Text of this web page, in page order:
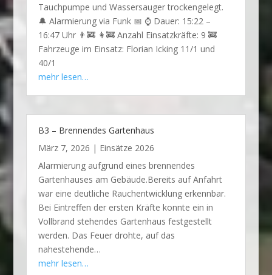
Tauchpumpe und Wassersauger trockengelegt.
🔔 Alarmierung via Funk 📅 ⌚ Dauer: 15:22 –
16:47 Uhr 👨‍🚒 👩‍🚒 Anzahl Einsatzkräfte: 9 🚒
Fahrzeuge im Einsatz: Florian Icking 11/1 und
40/1
mehr lesen…
B3 – Brennendes Gartenhaus
März 7, 2026 | Einsätze 2026
Alarmierung aufgrund eines brennendes
Gartenhauses am Gebäude.Bereits auf Anfahrt
war eine deutliche Rauchentwicklung erkennbar.
Bei Eintreffen der ersten Kräfte konnte ein in
Vollbrand stehendes Gartenhaus festgestellt
werden. Das Feuer drohte, auf das
nahestehende…
mehr lesen…